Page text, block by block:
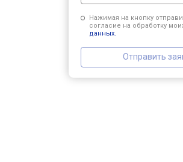
Нажимая на кнопку
согласие на обработку
данных.
Отправить